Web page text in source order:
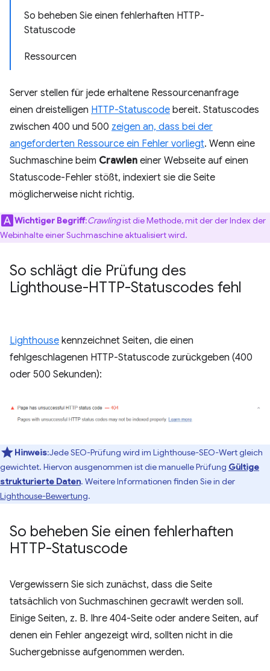
So beheben Sie einen fehlerhaften HTTP-
Statuscode
Ressourcen
Server stellen für jede erhaltene Ressourcenanfrage
einen dreistelligen HTTP-Statuscode bereit. Statuscodes
zwischen 400 und 500 zeigen an, dass bei der
angeforderten Ressource ein Fehler vorliegt. Wenn eine
Suchmaschine beim Crawlen einer Webseite auf einen
Statuscode-Fehler stößt, indexiert sie die Seite
möglicherweise nicht richtig.
Wichtiger Begriff:Crawlingist die Methode, mit der der Index der
Webinhalte einer Suchmaschine aktualisiert wird.
So schlägt die Prüfung des
Lighthouse-HTTP-Statuscodes fehl
Lighthouse kennzeichnet Seiten, die einen
fehlgeschlagenen HTTP-Statuscode zurückgeben (400
oder 500 Sekunden):
Hinweis:Jede SEO-Prüfung wird im Lighthouse-SEO-Wert gleich
gewichtet. Hiervon ausgenommen ist die manuelle Prüfung Gültige
strukturierte Daten. Weitere Informationen finden Sie in der
Lighthouse-Bewertung.
So beheben Sie einen fehlerhaften
HTTP-Statuscode
Vergewissern Sie sich zunächst, dass die Seite
tatsächlich von Suchmaschinen gecrawlt werden soll.
Einige Seiten, z. B. Ihre 404-Seite oder andere Seiten, auf
denen ein Fehler angezeigt wird, sollten nicht in die
Suchergebnisse aufgenommen werden.